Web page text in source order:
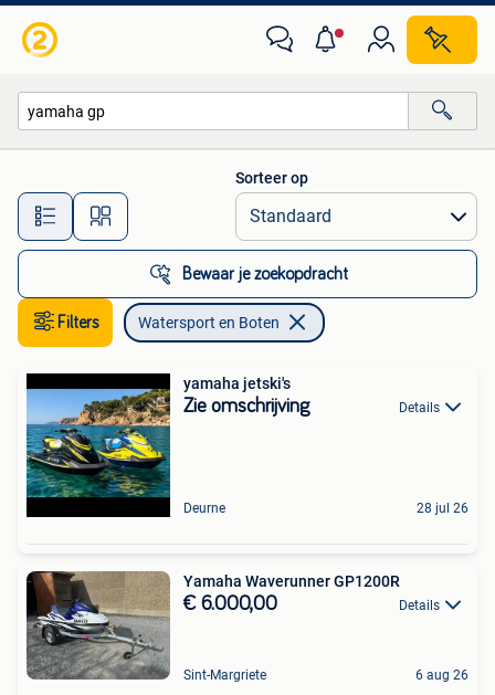
Alle afstanden…
Sorteer op
Bewaar je zoekopdracht
Filters Watersport en Boten
yamaha jetski's
Zie omschrijving Details
Deurne 28 jul 26
Yamaha Waverunner GP1200R
€ 6.000,00 Details
Sint-Margriete 6 aug 26